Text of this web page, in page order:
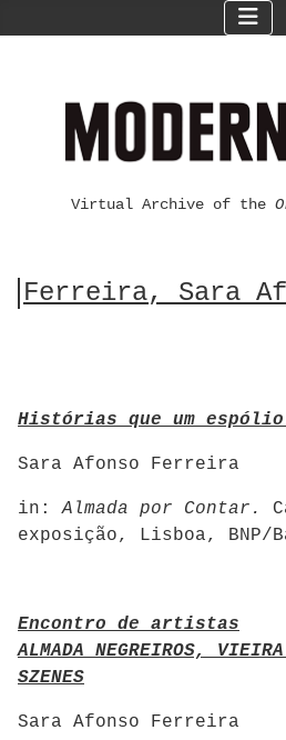
Virtual Archive of the
Ferreira, Sara
Histórias que um
Sara Afonso Ferreira
in:Almada por Contar.
exposição, Lisboa, BNP/
Encontro de artistas
ALMADA NEGREIROS,
SZENES
Sara Afonso Ferreira